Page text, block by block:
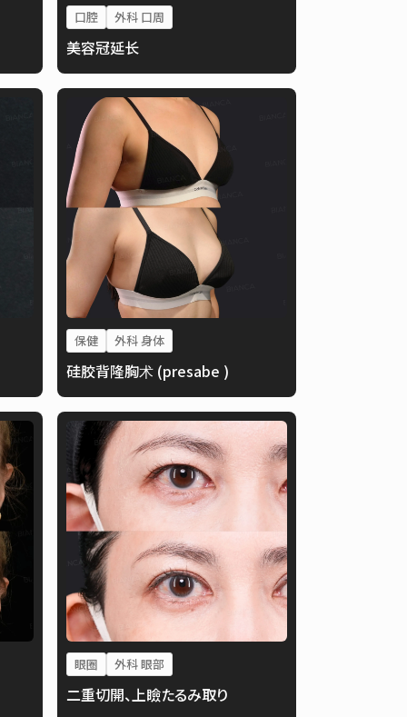
口腔 外科 口周
美容冠延长
保健 外科 身体
硅胶背隆胸术 (presabe )
眼圈 外科 眼部
二重切開、上瞼たるみ取り